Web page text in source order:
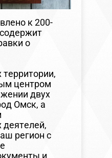
к 200-
о
территории,
центром
двух
Омск, а
деятелей,
регион с
и